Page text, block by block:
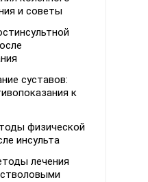
и советы
суставов:
к
физической
инсульта
лечения